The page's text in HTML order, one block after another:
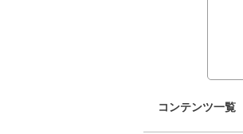
コンテンツ一覧